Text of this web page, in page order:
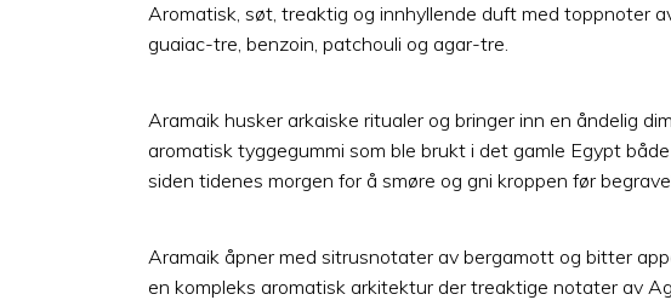
Aromatisk, søt, treaktig og innhyllende duft med toppnoter
guaiac-tre, benzoin, patchouli og agar-tre.
Aramaik husker arkaiske ritualer og bringer inn en åndelig
aromatisk tyggegummi som ble brukt i det gamle Egypt
siden tidenes morgen for å smøre og gni kroppen før
Aramaik åpner med sitrusnotater av bergamott og bitter
en kompleks aromatisk arkitektur der treaktige notater av